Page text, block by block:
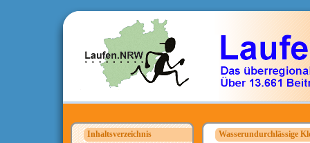
Inhaltsverzeichnis
Wasserundurchlässige